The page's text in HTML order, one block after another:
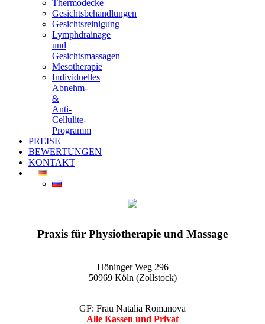
Thermodecke
Gesichtsbehandlungen
Gesichtsreinigung
Lymphdrainage
und
Gesichtsmassagen
Mesotherapie
Individuelles
Abnehm-
&
Anti-
Cellulite-
Programm
PREISE
BEWERTUNGEN
KONTAKT
Praxis für Physiotherapie und Massage
Höninger Weg 296
50969 Köln (Zollstock)
GF: Frau Natalia Romanova
Alle Kassen und Privat